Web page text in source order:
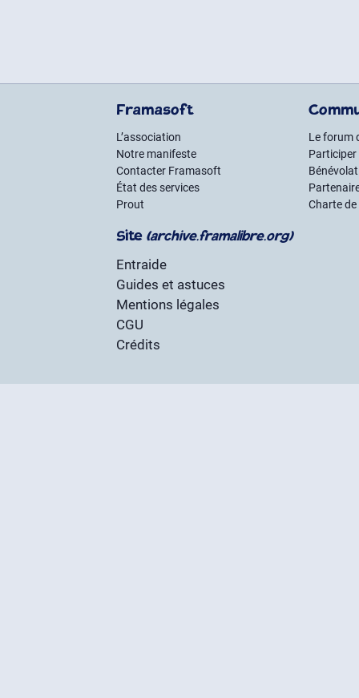
Framasoft
L’association
Notre manifeste
Contacter Framasoft
État des services
Prout
Le forum
Participer
Charte
Site (archive.framalibre.org)
Entraide
Guides et astuces
Mentions légales
CGU
Crédits